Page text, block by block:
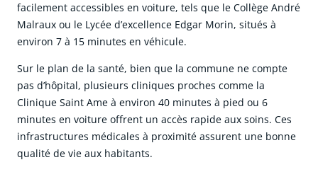
facilement accessibles en voiture, tels que le Collège André
Malraux ou le Lycée d’excellence Edgar Morin, situés à
environ 7 à 15 minutes en véhicule.
Sur le plan de la santé, bien que la commune ne compte
pas d’hôpital, plusieurs cliniques proches comme la
Clinique Saint Ame à environ 40 minutes à pied ou 6
minutes en voiture offrent un accès rapide aux soins. Ces
infrastructures médicales à proximité assurent une bonne
qualité de vie aux habitants.